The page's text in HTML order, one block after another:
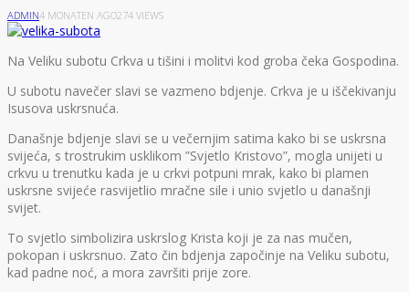
ADMIN4 MONATEN AGO274 VIEWS
Na Veliku subotu Crkva u tišini i molitvi kod groba čeka Gospodina.
U subotu navečer slavi se vazmeno bdjenje. Crkva je u iščekivanju
Isusova uskrsnuća.
Današnje bdjenje slavi se u večernjim satima kako bi se uskrsna
svijeća, s trostrukim usklikom ”Svjetlo Kristovo”, mogla unijeti u
crkvu u trenutku kada je u crkvi potpuni mrak, kako bi plamen
uskrsne svijeće rasvijetlio mračne sile i unio svjetlo u današnji
svijet.
To svjetlo simbolizira uskrslog Krista koji je za nas mučen,
pokopan i uskrsnuo. Zato čin bdjenja započinje na Veliku subotu,
kad padne noć, a mora završiti prije zore.